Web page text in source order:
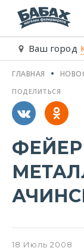
Ваш город
ГЛАВНАЯ
ПОДЕЛИТЬСЯ
18 Июль 2008